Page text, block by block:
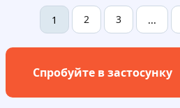
1 2 3 ...
Спробуйте в застосунку